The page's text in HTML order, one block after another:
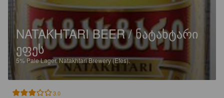
NATAKHTARI BEER / ᲜᲐᲢᲐᲮᲢᲐᲠᲘ
ᲔᲤᲔᲡ
5% Pale Lager.Natakhtari Brewery (Efes).
3.0